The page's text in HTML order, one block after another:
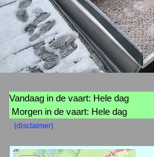
Vandaag in de vaart: Hele dag
Morgen in de vaart: Hele dag
(disclaimer)